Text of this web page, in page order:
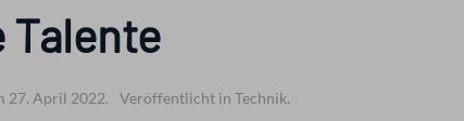
Talente
27. April 2022. Veröffentlicht in Technik.